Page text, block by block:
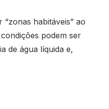
habitáveis” ao
podem ser
de água líquida e,